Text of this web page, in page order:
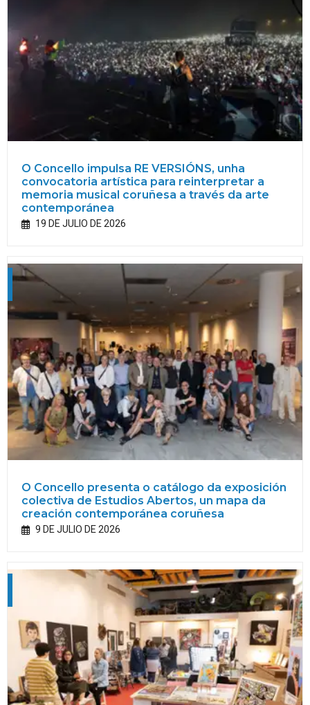
O Concello impulsa RE VERSIÓNS, unha
convocatoria artística para reinterpretar a
memoria musical coruñesa a través da arte
contemporánea
19 DE JULIO DE 2026
O Concello presenta o catálogo da exposición
colectiva de Estudios Abertos, un mapa da
creación contemporánea coruñesa
9 DE JULIO DE 2026